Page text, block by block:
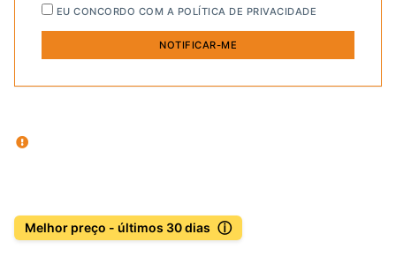
EU CONCORDO COM A POLÍTICA DE PRIVACIDADE
Melhor preço - últimos 30 dias ⓘ